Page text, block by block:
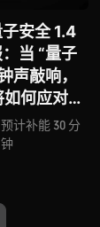
安全 1.4
当 “量子
声敲响，
何应对潜
景式拆解
胁论、量
预计补能 30 分
钟